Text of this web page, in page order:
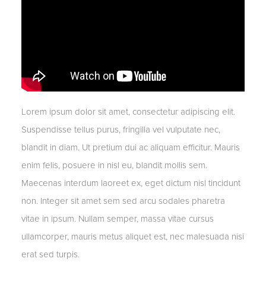
Lorem ipsum dolor sit amet, consectetur adipiscing elit.
Suspendisse tellus purus, fringilla vel vulputate nec,
blandit in diam. Ut pretium dui ac aliquam efficitur. Mauris
enim felis, posuere in nisl eu, blandit mollis sem.
Maecenas interdum laoreet ex, eget dictum nisl tincidunt
non. Integer sit amet sem sed arcu sodales pharetra
vitae in ipsum. Nullam semper, massa vitae cursus
ullamcorper, mauris metus aliquet est, nec malesuada nisi
erat sed turpis.